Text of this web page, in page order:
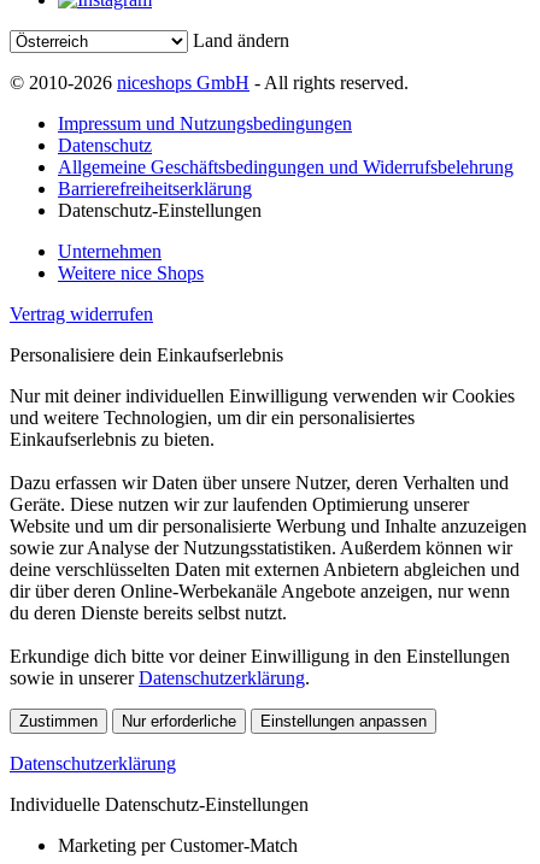
Land ändern
© 2010-2026 niceshops GmbH - All rights reserved.
Impressum und Nutzungsbedingungen
Datenschutz
Allgemeine Geschäftsbedingungen und Widerrufsbelehrung
Barrierefreiheitserklärung
Datenschutz-Einstellungen
Unternehmen
Weitere nice Shops
Vertrag widerrufen
Personalisiere dein Einkaufserlebnis
Nur mit deiner individuellen Einwilligung verwenden wir Cookies
und weitere Technologien, um dir ein personalisiertes
Einkaufserlebnis zu bieten.
Dazu erfassen wir Daten über unsere Nutzer, deren Verhalten und
Geräte. Diese nutzen wir zur laufenden Optimierung unserer
Website und um dir personalisierte Werbung und Inhalte anzuzeigen
sowie zur Analyse der Nutzungsstatistiken. Außerdem können wir
deine verschlüsselten Daten mit externen Anbietern abgleichen und
dir über deren Online-Werbekanäle Angebote anzeigen, nur wenn
du deren Dienste bereits selbst nutzt.
Erkundige dich bitte vor deiner Einwilligung in den Einstellungen
sowie in unsererDatenschutzerklärung.
Zustimmen Nur erforderliche Einstellungen anpassen
Datenschutzerklärung
Individuelle Datenschutz-Einstellungen
Marketing per Customer-Match